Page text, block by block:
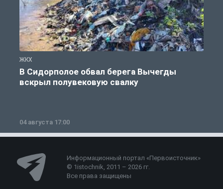
ЖКХ
В Сидорполое обвал берега Вычегды
вскрыл полувековую свалку
04 августа 17:00
Информационный портал «Первоисточник»
© 1istochnik, 2011 – 2026 гг.
Все права защищены